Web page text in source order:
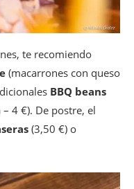
te recomiendo
(macarrones con queso
BBQ beans
4 €). De postre, el
(3,50 €) o